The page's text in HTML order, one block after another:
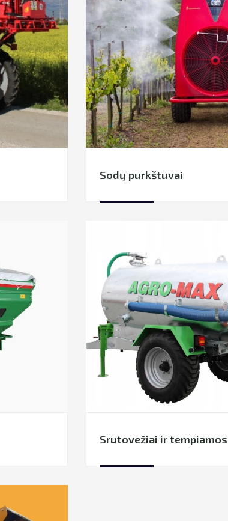
Sodų purkštuvai
Srutovežiai ir